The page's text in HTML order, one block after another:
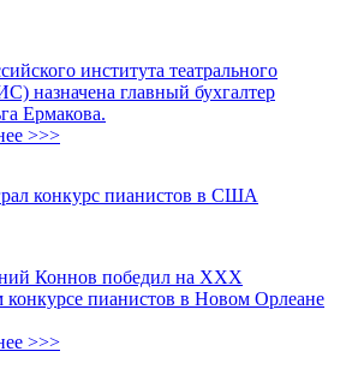
института театрального
назначена главный бухгалтер
Ермакова.
>>>
конкурс пианистов в США
Коннов победил на XXX
пианистов в Новом Орлеане
>>>